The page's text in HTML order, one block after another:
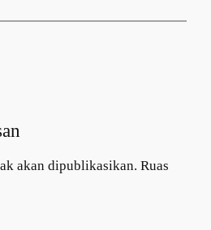
akan dipublikasikan. Ruas